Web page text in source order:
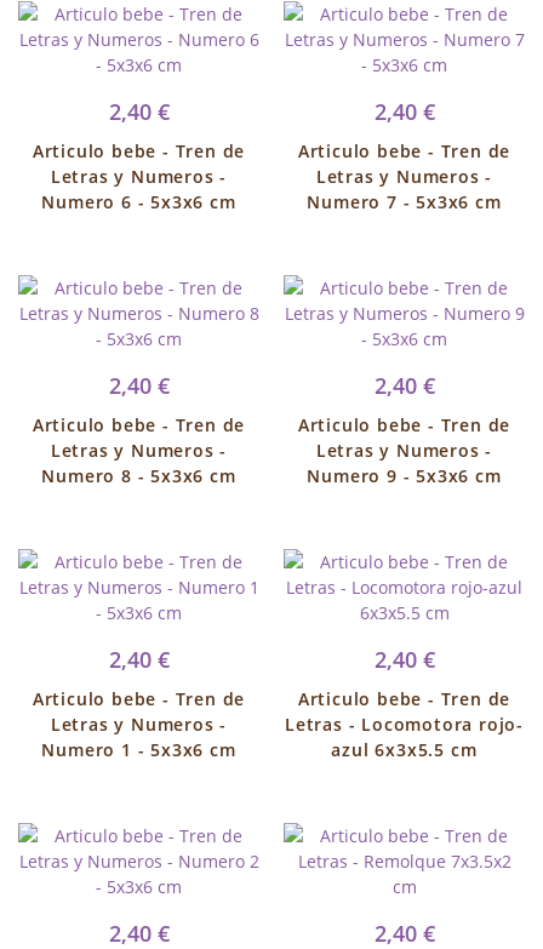
2,40 €
Articulo bebe - Tren de
Letras y Numeros -
Numero 6 - 5x3x6 cm
2,40 €
Articulo bebe - Tren de
Letras y Numeros -
Numero 7 - 5x3x6 cm
2,40 €
Articulo bebe - Tren de
Letras y Numeros -
Numero 8 - 5x3x6 cm
2,40 €
Articulo bebe - Tren de
Letras y Numeros -
Numero 9 - 5x3x6 cm
2,40 €
Articulo bebe - Tren de
Letras y Numeros -
Numero 1 - 5x3x6 cm
2,40 €
Articulo bebe - Tren de
Letras - Locomotora rojo-
azul 6x3x5.5 cm
2,40 € 2,40 €